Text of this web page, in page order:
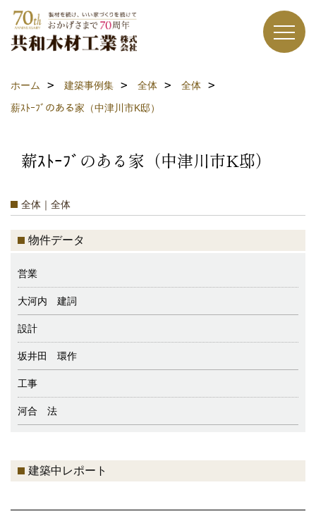
ホーム 建築事例集 全体
全体
薪ｽﾄｰﾌﾞのある家（中津川市K邸）
薪ｽﾄｰﾌﾞのある家（中津川市K邸）
全体｜全体
物件データ
営業
大河内 建詞
設計
坂井田 環作
工事
河合 法
建築中レポート